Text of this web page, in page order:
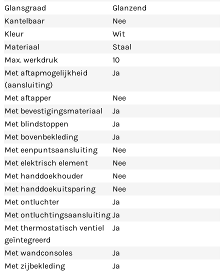
Glansgraad
Glanzend
Kantelbaar
Nee
Kleur
Wit
Materiaal
Staal
Max. werkdruk
10
Met aftapmogelijkheid
(aansluiting)
Ja
Met aftapper
Nee
Met bevestigingsmateriaal
Ja
Met blindstoppen
Ja
Met bovenbekleding
Ja
Met eenpuntsaansluiting
Nee
Met elektrisch element
Nee
Met handdoekhouder
Nee
Met handdoekuitsparing
Nee
Met ontluchter
Ja
Met ontluchtingsaansluiting Ja
Met thermostatisch ventiel
geïntegreerd
Ja
Met wandconsoles
Ja
Met zijbekleding
Ja